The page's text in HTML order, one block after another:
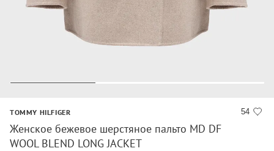
54
TOMMY HILFIGER
Женское бежевое шерстяное пальто MD DF
WOOL BLEND LONG JACKET